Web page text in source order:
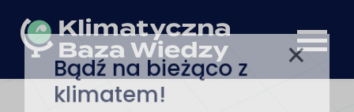
Bądź na bieżąco z
klimatem!